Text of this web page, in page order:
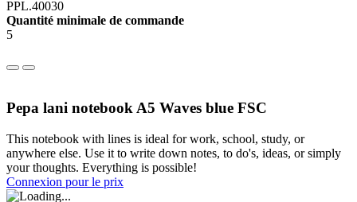
PPL.40030
Quantité minimale de commande
5
Pepa lani notebook A5 Waves blue FSC
This notebook with lines is ideal for work, school, study, or
anywhere else. Use it to write down notes, to do's, ideas, or simply
your thoughts. Everything is possible!
Connexion pour le prix